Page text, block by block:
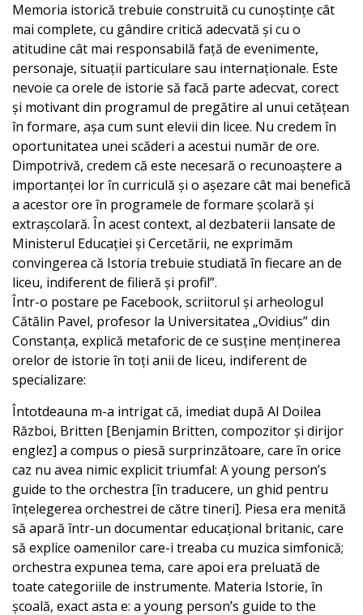
Memoria istorică trebuie construită cu cunoștințe cât
mai complete, cu gândire critică adecvată și cu o
atitudine cât mai responsabilă față de evenimente,
personaje, situații particulare sau internaționale. Este
nevoie ca orele de istorie să facă parte adecvat, corect
și motivant din programul de pregătire al unui cetățean
în formare, așa cum sunt elevii din licee. Nu credem în
oportunitatea unei scăderi a acestui număr de ore.
Dimpotrivă, credem că este necesară o recunoaștere a
importanței lor în curriculă și o așezare cât mai benefică
a acestor ore în programele de formare școlară și
extrașcolară. În acest context, al dezbaterii lansate de
Ministerul Educației și Cercetării, ne exprimăm
convingerea că Istoria trebuie studiată în fiecare an de
liceu, indiferent de filieră și profil”.
Într-o postare pe Facebook, scriitorul și arheologul
Cătălin Pavel, profesor la Universitatea „Ovidius” din
Constanța, explică metaforic de ce susține menținerea
orelor de istorie în toți anii de liceu, indiferent de
specializare:
Întotdeauna m-a intrigat că, imediat după Al Doilea
Război, Britten [Benjamin Britten, compozitor și dirijor
englez] a compus o piesă surprinzătoare, care în orice
caz nu avea nimic explicit triumfal: A young person’s
guide to the orchestra [în traducere, un ghid pentru
înțelegerea orchestrei de către tineri]. Piesa era menită
să apară într-un documentar educațional britanic, care
să explice oamenilor care-i treaba cu muzica simfonică;
orchestra expunea tema, care apoi era preluată de
toate categoriile de instrumente. Materia Istorie, în
școală, exact asta e: a young person’s guide to the